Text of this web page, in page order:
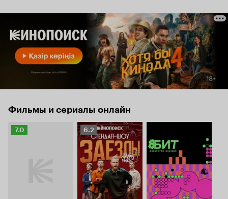
Фильмы и сериалы онлайн
Рейтинг
7.0
Рейтинг
Кинопоиска
6.2
6.2